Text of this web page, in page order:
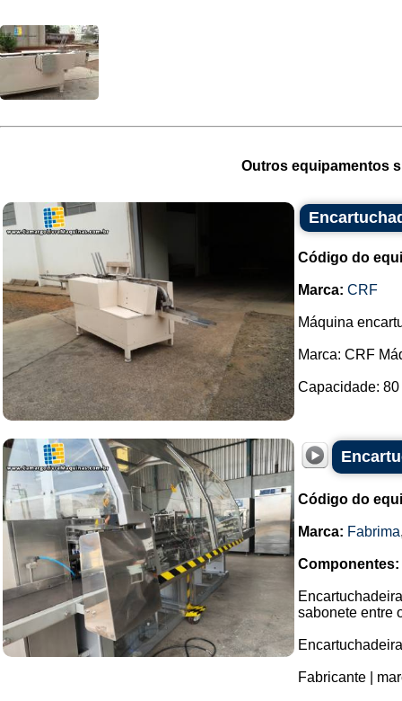
Outros equipamentos
Código do
Marca: CRF
Máquina
Marca: CRF
Capacidade: 80
Código do
Marca: Fabrima
Componentes:
sabonete entre
Fabricante |